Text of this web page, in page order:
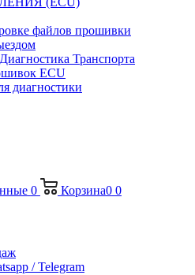
файлов прошивки
Транспорта
ECU
диагностики
0 Корзина0 0
/ Telegram